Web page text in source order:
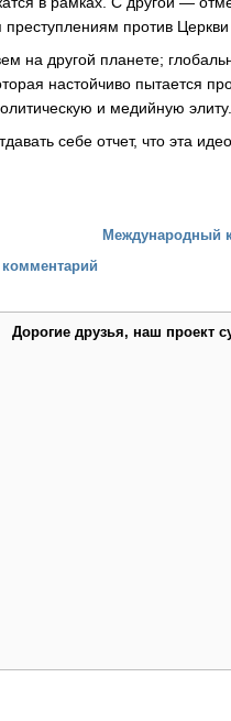
преступлениям против Церкви
на другой планете;
настойчиво пытается
и медийную элиту.
себе отчет, что эта
Международный
Дорогие друзья, наш проект